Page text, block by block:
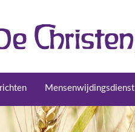
Mensenwijdingsdienst